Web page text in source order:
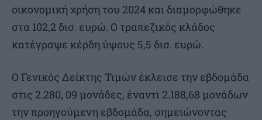
οικονομική χρήση του 2024 και διαμορφώθηκε
στα 102,2 δισ. ευρώ. Ο τραπεζικός κλάδος
κατέγραψε κέρδη ύψους 5,5 δισ. ευρώ.
O Γενικός Δείκτης Τιμών έκλεισε την εβδομάδα
στις 2.280, 09 μονάδες, έναντι 2.188,68 μονάδων
την προηγούμενη εβδομάδα, σημειώνοντας